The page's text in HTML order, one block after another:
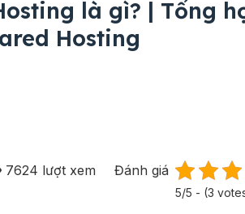
là gì? | Tổng
Hosting
7624 lượt xem Đánh giá
5/5 - (3